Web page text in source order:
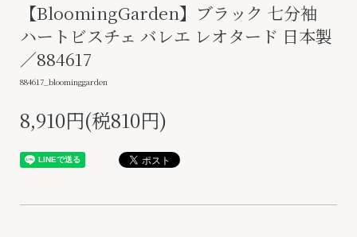
【BloomingGarden】ブラック 七分袖
ハートビスチェ バレエ レオタード 日本製
／884617
884617_bloominggarden
8,910円(税810円)